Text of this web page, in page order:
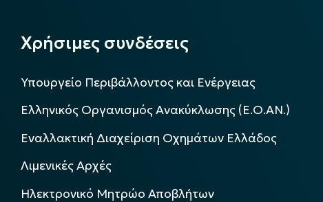
Χρήσιμες συνδέσεις
Υπουργείο Περιβάλλοντος και Ενέργειας
Ελληνικός Οργανισμός Ανακύκλωσης (Ε.Ο.ΑΝ.)
Εναλλακτική Διαχείριση Οχημάτων Ελλάδος
Λιμενικές Αρχές
Ηλεκτρονικό Μητρώο Αποβλήτων